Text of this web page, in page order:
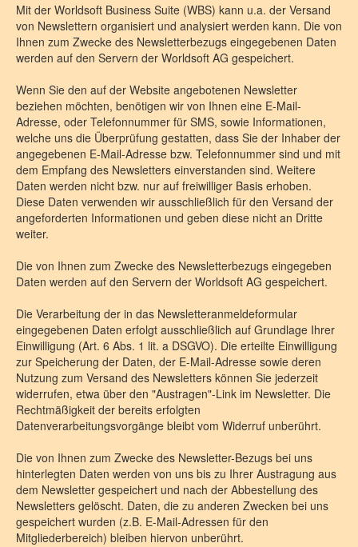
Mit der Worldsoft Business Suite (WBS) kann u.a. der Versand
von Newslettern organisiert und analysiert werden kann. Die von
Ihnen zum Zwecke des Newsletterbezugs eingegebenen Daten
werden auf den Servern der Worldsoft AG gespeichert.
Wenn Sie den auf der Website angebotenen Newsletter
beziehen möchten, benötigen wir von Ihnen eine E-Mail-
Adresse, oder Telefonnummer für SMS, sowie Informationen,
welche uns die Überprüfung gestatten, dass Sie der Inhaber der
angegebenen E-Mail-Adresse bzw. Telefonnummer sind und mit
dem Empfang des Newsletters einverstanden sind. Weitere
Daten werden nicht bzw. nur auf freiwilliger Basis erhoben.
Diese Daten verwenden wir ausschließlich für den Versand der
angeforderten Informationen und geben diese nicht an Dritte
weiter.
Die von Ihnen zum Zwecke des Newsletterbezugs eingegeben
Daten werden auf den Servern der Worldsoft AG gespeichert.
Die Verarbeitung der in das Newsletteranmeldeformular
eingegebenen Daten erfolgt ausschließlich auf Grundlage Ihrer
Einwilligung (Art. 6 Abs. 1 lit. a DSGVO). Die erteilte Einwilligung
zur Speicherung der Daten, der E-Mail-Adresse sowie deren
Nutzung zum Versand des Newsletters können Sie jederzeit
widerrufen, etwa über den "Austragen"-Link im Newsletter. Die
Rechtmäßigkeit der bereits erfolgten
Datenverarbeitungsvorgänge bleibt vom Widerruf unberührt.
Die von Ihnen zum Zwecke des Newsletter-Bezugs bei uns
hinterlegten Daten werden von uns bis zu Ihrer Austragung aus
dem Newsletter gespeichert und nach der Abbestellung des
Newsletters gelöscht. Daten, die zu anderen Zwecken bei uns
gespeichert wurden (z.B. E-Mail-Adressen für den
Mitgliederbereich) bleiben hiervon unberührt.